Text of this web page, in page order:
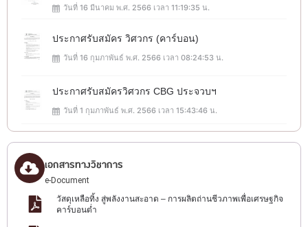
วันที่ 16 มีนาคม พ.ศ. 2566 เวลา 11:19:35 น.
ประกาศรับสมัคร วิศวกร (คาร์บอน)
วันที่ 16 กุมภาพันธ์ พ.ศ. 2566 เวลา 08:24:53 น.
ประกาศรับสมัครวิศวกร CBG ประจวบฯ
วันที่ 1 กุมภาพันธ์ พ.ศ. 2566 เวลา 15:43:46 น.
เอกสารทางวิชาการ
e-Document
วัสดุเหลือทิ้ง สู่พลังงานสะอาด – การผลิตถ่านชีวภาพเพื่อเศรษฐกิจ
คาร์บอนต่ำ